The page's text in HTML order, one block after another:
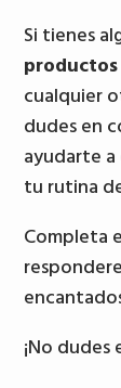
Si tienes
cualquier
dudes en
ayudarte
tu rutina
Completa
¡No dudes